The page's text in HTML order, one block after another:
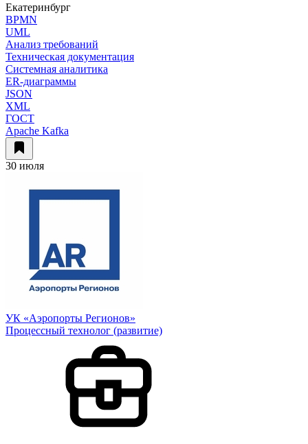
Екатеринбург
BPMN
UML
Анализ требований
Техническая документация
Системная аналитика
ER-диаграммы
JSON
XML
ГОСТ
Apache Kafka
30 июля
УК «Аэропорты Регионов»
Процессный технолог (развитие)